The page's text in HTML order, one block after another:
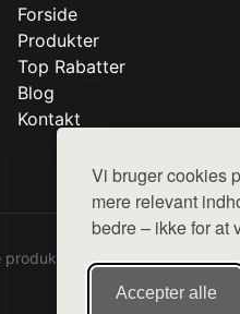
Vi bruger cookies
mere relevant
bedre – ikke for at
Accepter alle
Forside
Produkter
Top Rabatter
Blog
Kontakt
fra diverse